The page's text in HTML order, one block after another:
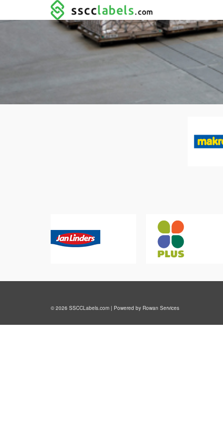
© 2026 SSCCLabels.com | Powered by Rowan Services